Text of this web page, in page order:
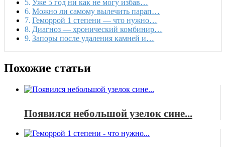
Уже 5 год ни как не могу избав…
Можно ли самому вылечить парап…
Геморрой 1 степени — что нужно…
Диагноз — хронический комбинир…
Запоры после удаления камней и…
Похожие статьи
Появился небольшой узелок сине...